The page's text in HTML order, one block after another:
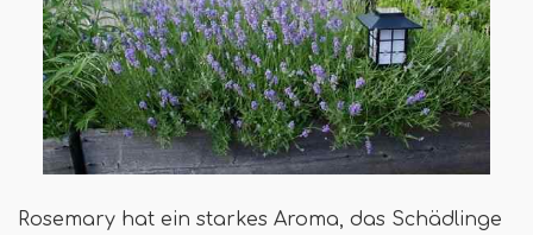
Rosemary hat ein starkes Aroma, das Schädlinge